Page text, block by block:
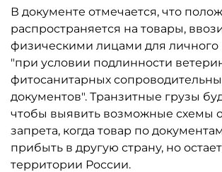
В документе отмечается, что
распространяется на товары,
физическими лицами для личного
"при условии подлинности
фитосанитарных
документов". Транзитные грузы
чтобы выявить возможные схемы
запрета, когда товар по
прибыть в другую страну, но
территории России.